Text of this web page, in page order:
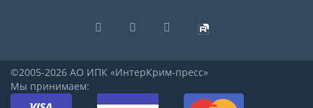
©2005-2026 АО ИПК «ИнтерКрим-пресс»
Мы принимаем: